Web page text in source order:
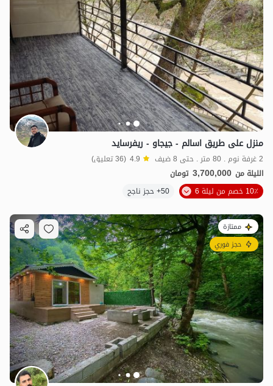
3.87مليون ت 4.9
منزل على طريق اسالم - جيجاو - ريفرسايد
2 غرفة نوم . 80 متر . حتى 8 ضيف 4.9 (36 تعليق)
الليلة من 3,700,000 تومان
10٪ خصم من ليلة 6
50+ حجز ناجح
ممتازة
حجز فوري